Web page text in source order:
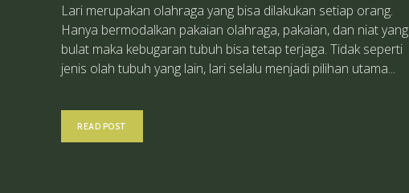
Lari merupakan olahraga yang bisa dilakukan setiap orang.
Hanya bermodalkan pakaian olahraga, pakaian, dan niat yang
bulat maka kebugaran tubuh bisa tetap terjaga. Tidak seperti
jenis olah tubuh yang lain, lari selalu menjadi pilihan utama...
READ POST